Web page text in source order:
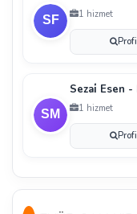
1 hizmet
Sezai̇ Esen
1 hizmet